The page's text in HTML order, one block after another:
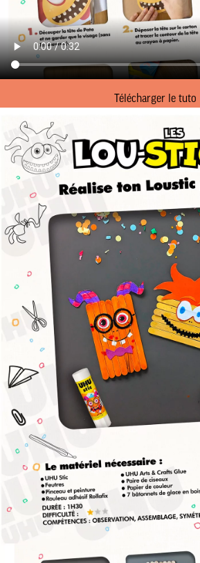
CINÉMA
AGENCE
J’ACCEPTE LES CONDITIONS
D’UTILISATION
contact@lesaliens.com
Télécharger le tuto